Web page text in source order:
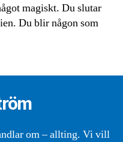
magiskt. Du slutar
Du blir någon som
om – allting. Vi vill